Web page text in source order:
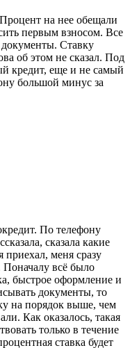
на нее обещали
первым взносом. Все
документы. Ставку
об этом не сказал. Под
кредит, еще и не самый
большой минус за
По телефону
сказала какие
приехал, меня сразу
всё было
быстрое оформление и
документы, то
на порядок выше, чем
Как оказалось, такая
только в течение
ставка будет